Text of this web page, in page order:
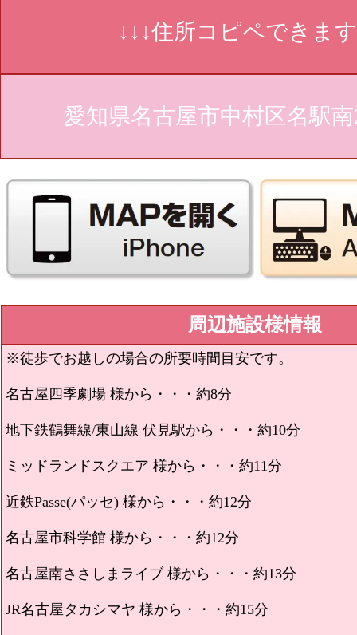
↓↓↓住所コピペできま
愛知県名古屋市中村区名駅
周辺施設様情報
※徒歩でお越しの場合の所要時間目安です。
名古屋四季劇場 様から・・・約8分
地下鉄鶴舞線/東山線 伏見駅から・・・約10分
ミッドランドスクエア 様から・・・約11分
近鉄Passe(パッセ) 様から・・・約12分
名古屋市科学館 様から・・・約12分
名古屋南ささしまライブ 様から・・・約13分
JR名古屋タカシマヤ 様から・・・約15分